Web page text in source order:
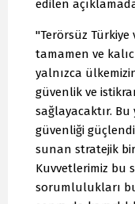
edilen
"Terörsüz
tamamen ve
yalnızca
güvenlik ve
sağlayacaktır.
güvenliği
sunan stratejik
Kuvvetlerimiz bu
sorumlulukları